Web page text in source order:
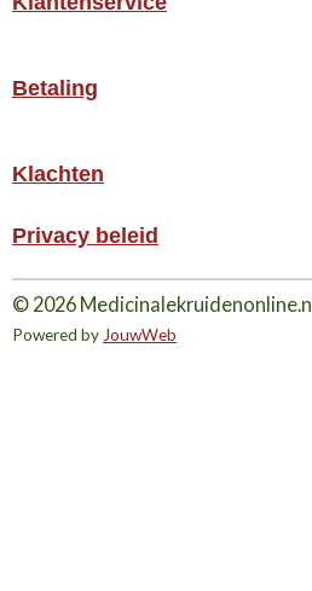
Betaling
Klachten
Privacy beleid
© 2026 Medicinalekruidenonline.nl
Powered byJouwWeb